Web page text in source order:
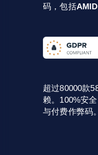
码，包括
超过80000款
赖。100%安
与付费作弊码。